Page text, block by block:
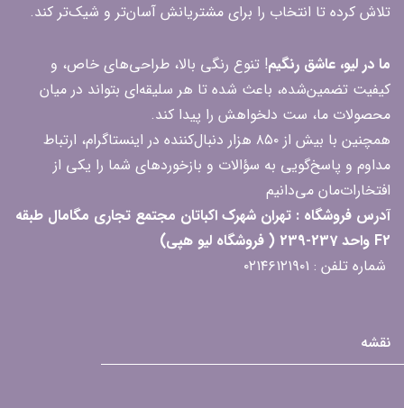
تلاش کرده تا انتخاب را برای مشتریانش آسان‌تر و شیک‌تر کند.
ما در لیو، عاشق رنگیم! تنوع رنگی بالا، طراحی‌های خاص، و
کیفیت تضمین‌شده، باعث شده تا هر سلیقه‌ای بتواند در میان
محصولات ما، ست دلخواهش را پیدا کند.
همچنین با بیش از ۸۵۰ هزار دنبال‌کننده در اینستاگرام، ارتباط
مداوم و پاسخ‌گویی به سؤالات و بازخوردهای شما را یکی از
افتخارات‌مان می‌دانیم
آدرس فروشگاه : تهران شهرک اکباتان مجتمع تجاری مگامال طبقه
F2 واحد 237-239 ( فروشگاه لیو هپی)
شماره تلفن : ۰۲۱۴۶۱۲۱۹۰۱
نقشه